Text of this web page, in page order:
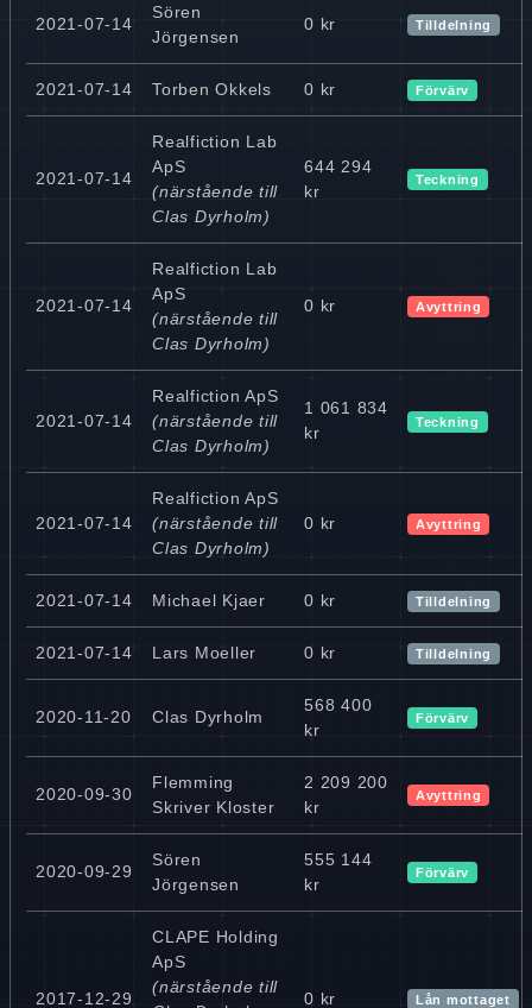
2021-07-14
Sören
Jörgensen
0 kr Tilldelning
2021-07-14 Torben Okkels 0 kr Förvärv
2021-07-14
Realfiction Lab
ApS
(närstående till
Clas Dyrholm)
644 294
kr
Teckning
2021-07-14
Realfiction Lab
ApS
(närstående till
Clas Dyrholm)
0 kr Avyttring
2021-07-14
Realfiction ApS
(närstående till
Clas Dyrholm)
1 061 834
kr
Teckning
2021-07-14
Realfiction ApS
(närstående till
Clas Dyrholm)
0 kr Avyttring
2021-07-14 Michael Kjaer 0 kr Tilldelning
2021-07-14 Lars Moeller 0 kr Tilldelning
2020-11-20 Clas Dyrholm
568 400
kr
Förvärv
2020-09-30
Flemming
Skriver Kloster
2 209 200
kr
Avyttring
2020-09-29
Sören
Jörgensen
555 144
kr
Förvärv
2017-12-29
CLAPE Holding
ApS
(närstående till
0 kr Lån mottaget